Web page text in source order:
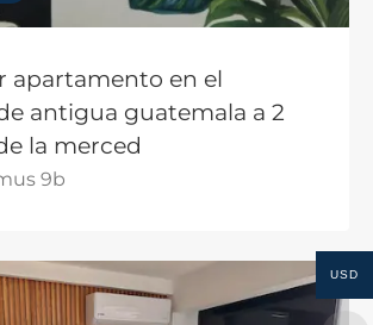
apartamento en el
antigua guatemala a 2
la merced
9b
USD